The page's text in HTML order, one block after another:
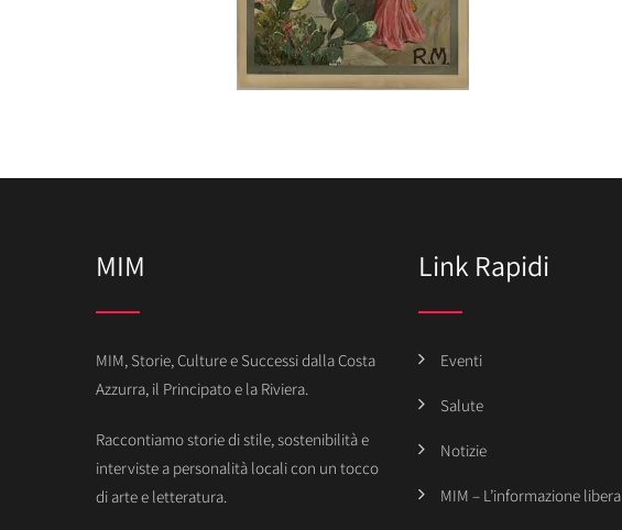
MIM
MIM, Storie, Culture e Successi dalla Costa
Azzurra, il Principato e la Riviera.
Raccontiamo storie di stile, sostenibilità e
interviste a personalità locali con un tocco
di arte e letteratura.
Link Rapidi
Eventi
Salute
Notizie
MIM – L’informazione libera